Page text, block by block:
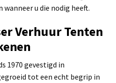
u die nodig heeft.
Verhuur Tenten
1970 gevestigd in
tot een echt begrip in